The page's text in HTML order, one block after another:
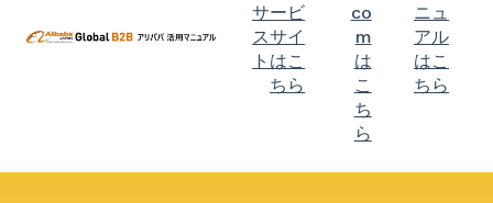
サービ
スサイ
トはこ
ちら
co
m
は
こ
ち
ら
ニュ
アル
はこ
ちら